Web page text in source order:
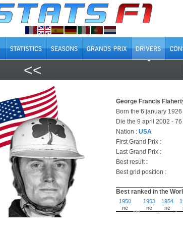
<<
George Francis
Born the 6 january
Die the 9 april 2002 -
Nation : USA
First Grand Prix :
Last Grand Prix :
Best result :
Best grid position :
Best ranked in the
1950
nc
1953
nc
1954
nc